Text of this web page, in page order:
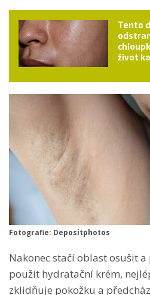
Tento
život
Fotografie: Depositphotos
Nakonec stačí oblast osušit
použít hydratační krém,
zklidňuje pokožku a